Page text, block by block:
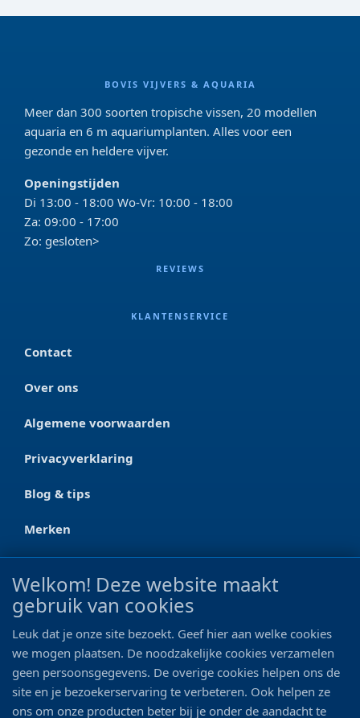
BOVIS VIJVERS & AQUARIA
Meer dan 300 soorten tropische vissen, 20 modellen
aquaria en 6 m aquariumplanten. Alles voor een
gezonde en heldere vijver.
Openingstijden
Di 13:00 - 18:00 Wo-Vr: 10:00 - 18:00
Za: 09:00 - 17:00
Zo: gesloten>
REVIEWS
KLANTENSERVICE
Contact
Over ons
Algemene voorwaarden
Privacyverklaring
Blog & tips
Merken
CONTACT
Ootmarsumseweg 125a
0546 - 622 990
06 - 11 19 81 42
Welkom! Deze website maakt
gebruik van cookies
Leuk dat je onze site bezoekt. Geef hier aan welke cookies
we mogen plaatsen. De noodzakelijke cookies verzamelen
geen persoonsgegevens. De overige cookies helpen ons de
site en je bezoekerservaring te verbeteren. Ook helpen ze
ons om onze producten beter bij je onder de aandacht te